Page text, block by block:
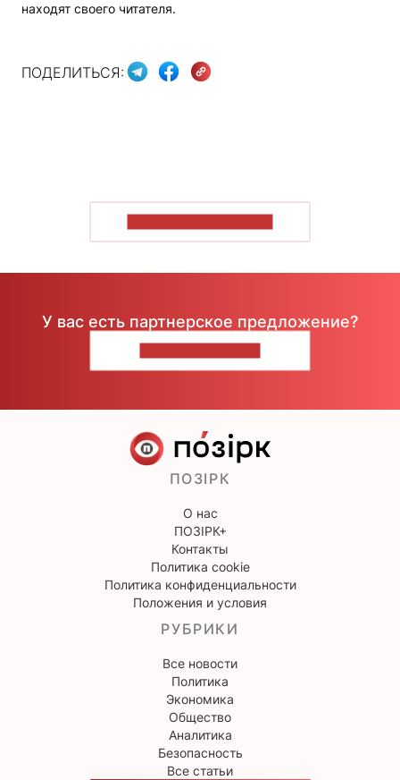
находят своего читателя.
ПОДЕЛИТЬСЯ:
У вас есть партнерское предложение?
ПОЗІРК
О нас
ПОЗІРК+
Контакты
Политика cookie
Политика конфиденциальности
Положения и условия
РУБРИКИ
Все новости
Политика
Экономика
Общество
Аналитика
Безопасность
Все статьи